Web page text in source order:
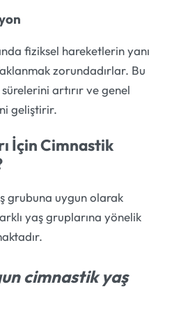
fiziksel hareketlerin yanı
zorundadırlar. Bu
artırır ve genel
geliştirir.
İçin Cimnastik
grubuna uygun olarak
yaş gruplarına yönelik
cimnastik yaş